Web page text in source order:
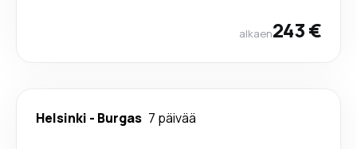
alkaen243 €
Helsinki - Burgas 7 päivää